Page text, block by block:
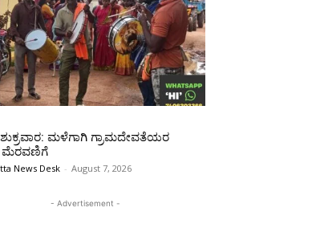
ಮಳೆಗಾಗಿ ಗ್ರಾಮದೇವತೆಯರ
ಮೆರವಣಿಗೆ
News Desk - August 7, 2026
- Advertisement -